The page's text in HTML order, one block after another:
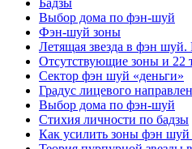
Бадзы
Выбор дома по фэн-шуй
Фэн-шуй зоны
Летящая звезда в фэн
Отсутствующие зоны и 22
Сектор фэн шуй «деньги»
Градус лицевого
Выбор дома по фэн-шуй
Стихия личности по бадзы
Как усилить зоны фэн шуй